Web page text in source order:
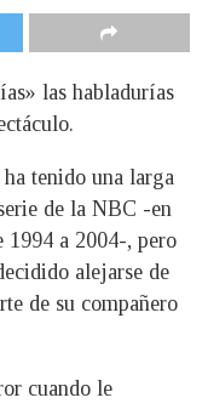
las habladurías
ha tenido una larga
de la NBC -en
1994 a 2004-, pero
alejarse de
de su compañero
cuando le